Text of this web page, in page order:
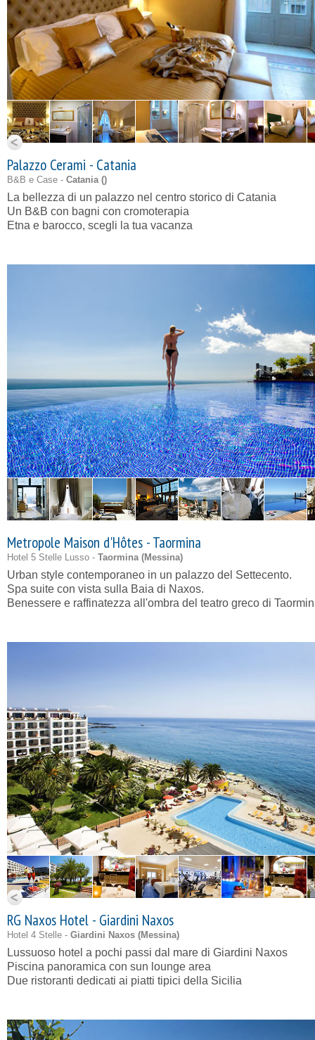
Palazzo Cerami - Catania
B&B e Case - Catania ()
La bellezza di un palazzo nel centro storico di Catania
Un B&B con bagni con cromoterapia
Etna e barocco, scegli la tua vacanza
Metropole Maison d'Hôtes - Taormina
Hotel 5 Stelle Lusso - Taormina (Messina)
Urban style contemporaneo in un palazzo del Settecento.
Spa suite con vista sulla Baia di Naxos.
Benessere e raffinatezza all'ombra del teatro greco di
RG Naxos Hotel - Giardini Naxos
Hotel 4 Stelle - Giardini Naxos (Messina)
Lussuoso hotel a pochi passi dal mare di Giardini Naxos
Piscina panoramica con sun lounge area
Due ristoranti dedicati ai piatti tipici della Sicilia